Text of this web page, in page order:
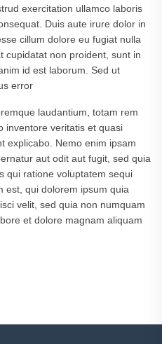
exercitation ullamco laboris
Duis aute irure dolor in
cillum dolore eu fugiat nulla
cupidatat non proident, sunt in
id est laborum. Sed ut
error
laudantium, totam rem
inventore veritatis et quasi
explicabo. Nemo enim ipsam
aut odit aut fugit, sed quia
qui ratione voluptatem sequi
est, qui dolorem ipsum quia
velit, sed quia non numquam
et dolore magnam aliquam